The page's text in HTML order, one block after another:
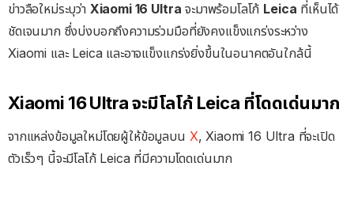
ข่าวลือใหม่ระบุว่า Xiaomi 16 Ultra จะมาพร้อมโลโก้ Leica ที่เห็นได้
ชัดเจนมาก ซึ่งบ่งบอกถึงความร่วมมือที่ยังคงแข็งแกร่งระหว่าง
Xiaomi และ Leica และอาจแข็งแกร่งยิ่งขึ้นในอนาคตอันใกล้นี้
Xiaomi 16 Ultra จะมีโลโก้ Leica ที่โดดเด่นมาก
จากแหล่งข้อมูลใหม่โดยผู้ให้ข้อมูลบน X, Xiaomi 16 Ultra ที่จะเปิด
ตัวเร็วๆ นี้จะมีโลโก้ Leica ที่มีความโดดเด่นมาก